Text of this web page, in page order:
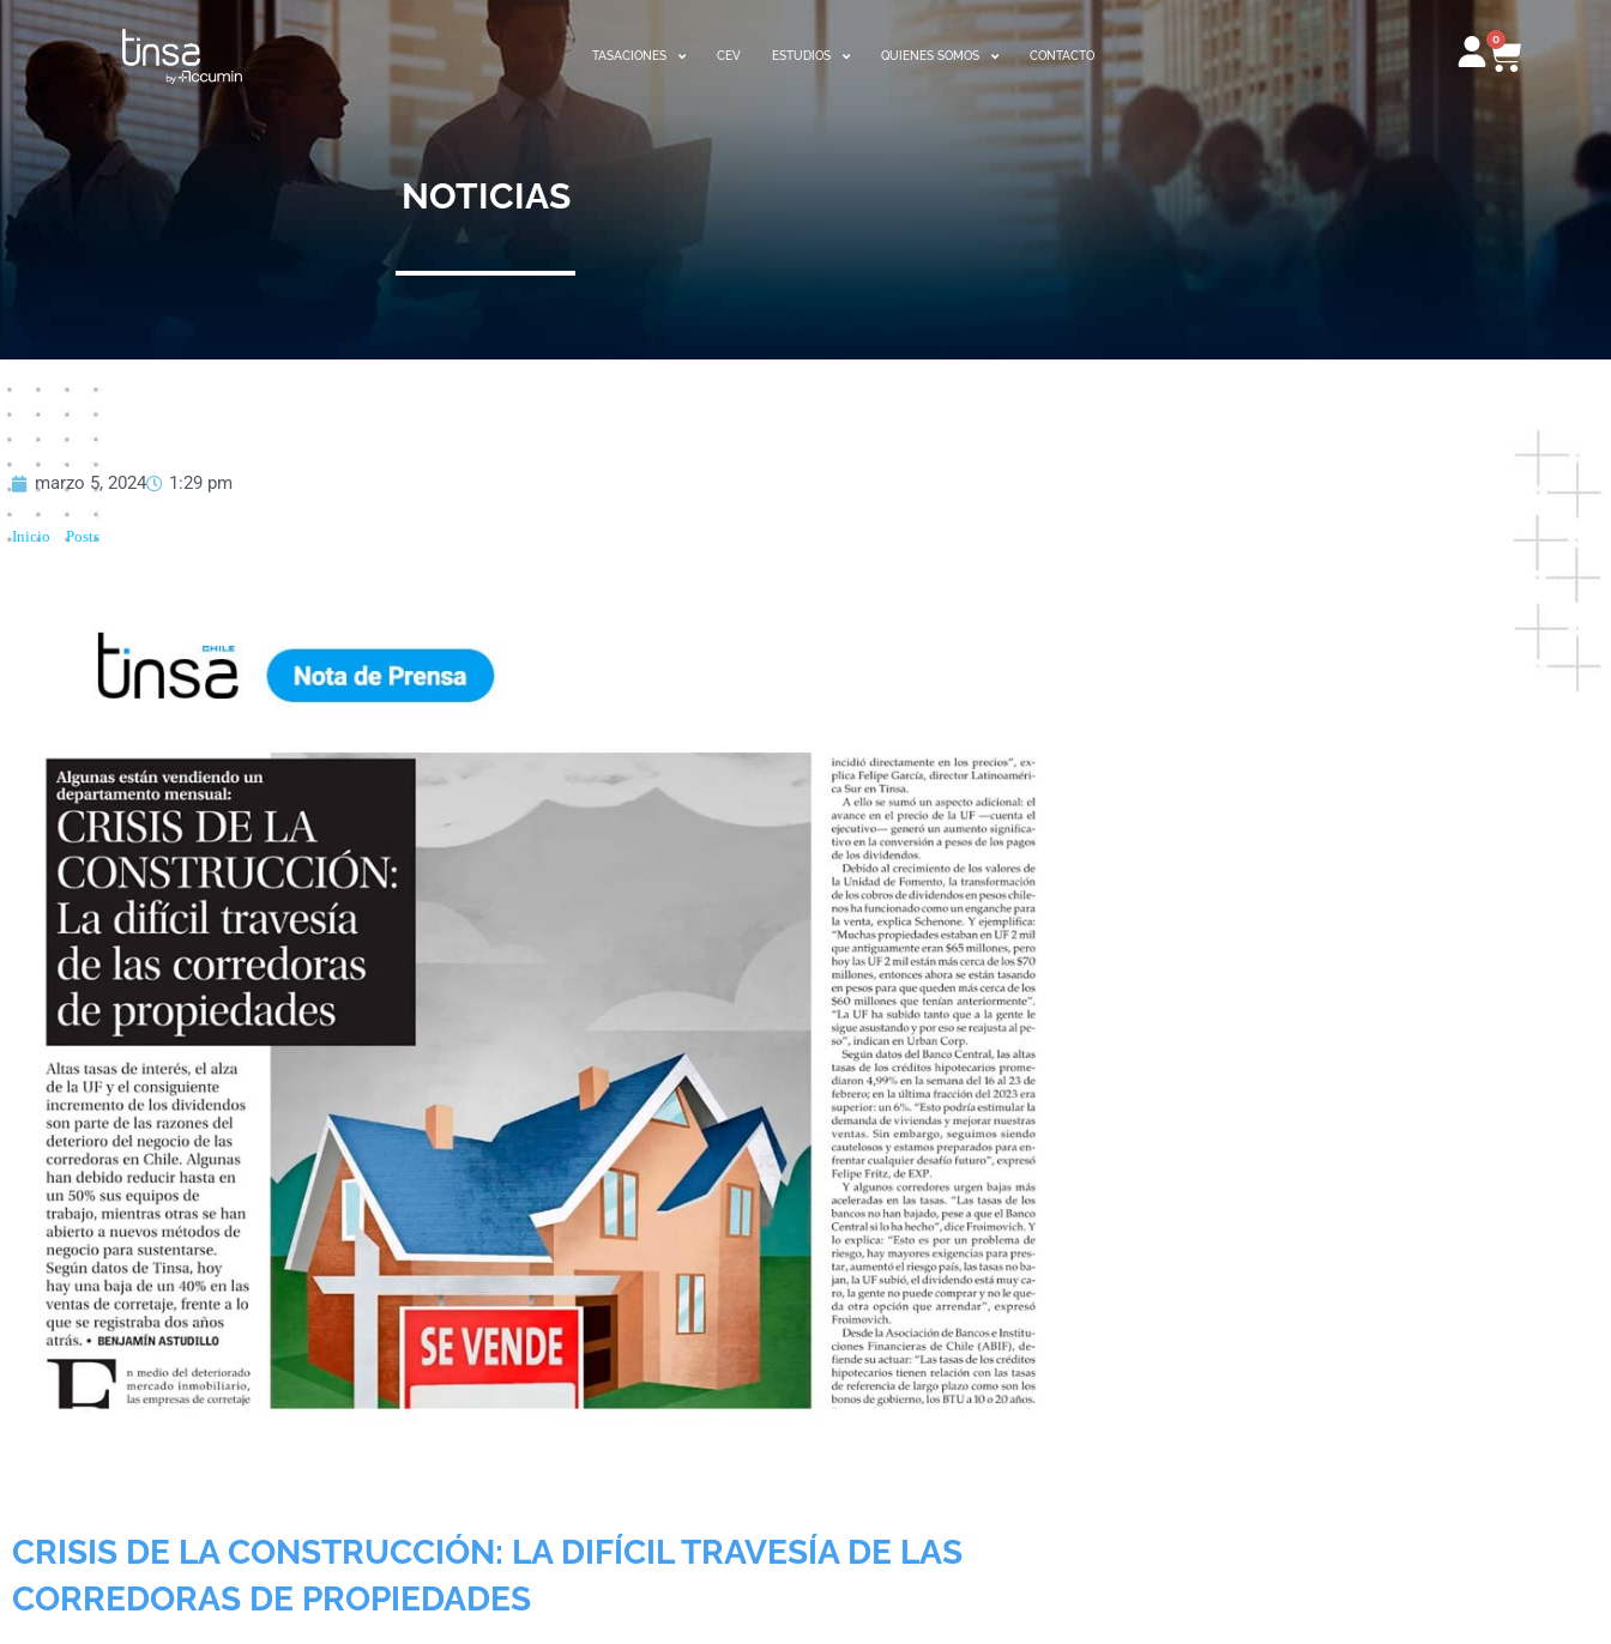
al
contenido
TASACIONES CEV ESTUDIOS QUIENES SOMOS CONTACTO
0
Carrito
NOTICIAS
marzo 5, 2024 1:29 pm
Inicio »Posts
CRISIS DE LA CONSTRUCCIÓN: LA DIFÍCIL TRAVESÍA DE LAS
CORREDORAS DE PROPIEDADES